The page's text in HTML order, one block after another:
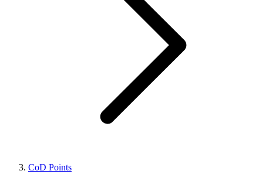
CoD Points